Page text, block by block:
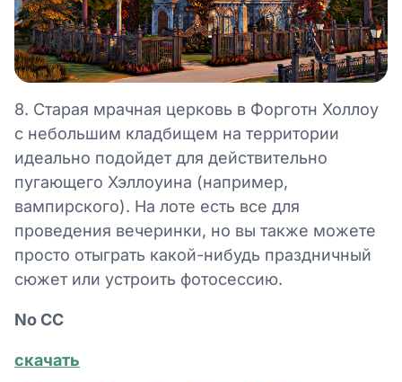
8. Старая мрачная церковь в Форготн Холлоу
с небольшим кладбищем на территории
идеально подойдет для действительно
пугающего Хэллоуина (например,
вампирского). На лоте есть все для
проведения вечеринки, но вы также можете
просто отыграть какой-нибудь праздничный
сюжет или устроить фотосессию.
No СС
скачать